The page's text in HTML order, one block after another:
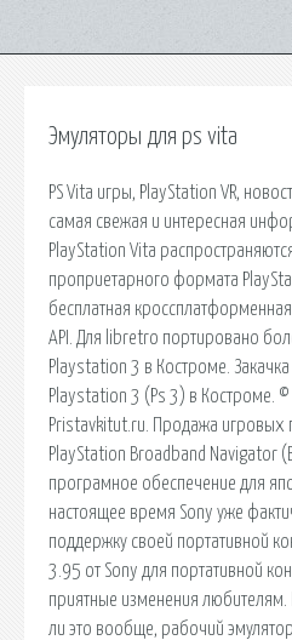
Эмуляторы для ps vita
PS Vita игры, PlayStation VR,
самая свежая и интересная
PlayStation Vita
проприетарного формата
бесплатная
API. Для libretro портировано
Playstation 3 в Костроме.
Playstation 3 (Ps 3) в Костроме.
Pristavkitut.ru. Продажа игровых
PlayStation Broadband Navigator
програмное обеспечение для
настоящее время Sony уже
поддержку своей портативной
3.95 от Sony для портативной
приятные изменения любителям.
ли это вообще, рабочий